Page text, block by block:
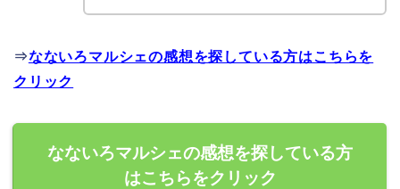
⇒なないろマルシェの感想を探している方はこちらを
クリック
なないろマルシェの感想を探している方
はこちらをクリック